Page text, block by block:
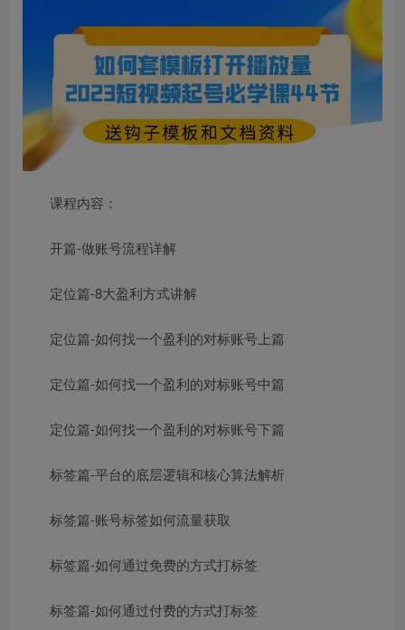
课程内容：
开篇-做账号流程详解
定位篇-8大盈利方式讲解
定位篇-如何找一个盈利的对标账号上篇
定位篇-如何找一个盈利的对标账号中篇
定位篇-如何找一个盈利的对标账号下篇
标签篇-平台的底层逻辑和核心算法解析
标签篇-账号标签如何流量获取
标签篇-如何通过免费的方式打标签
标签篇-如何通过付费的方式打标签